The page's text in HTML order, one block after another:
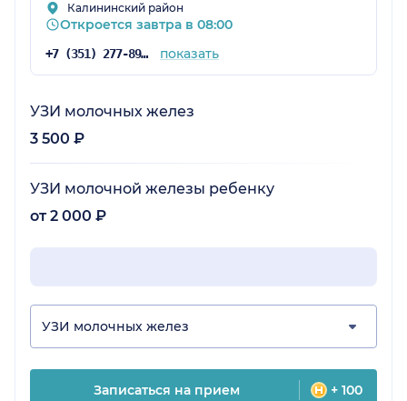
Калининский район
Откроется завтра в 08:00
+7 (351) 277-89-46 показать
УЗИ молочных желез
3 500 ₽
УЗИ молочной железы ребенку
от 2 000 ₽
УЗИ молочных желез
Записаться на прием + 100